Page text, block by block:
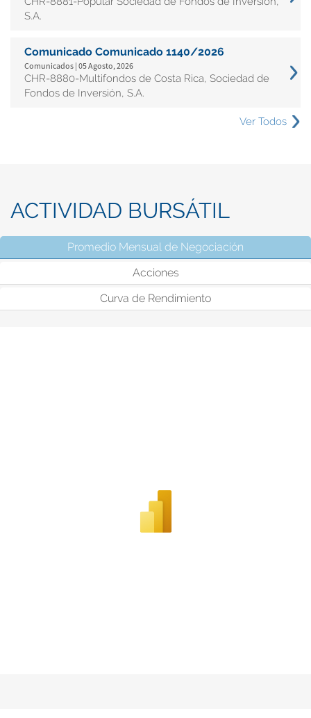
S.A.
Comunicado Comunicado 1140/2026
Comunicados | 05 Agosto, 2026
CHR-8880-Multifondos de Costa Rica, Sociedad de
Fondos de Inversión, S.A.
Ver Todos
ACTIVIDAD BURSÁTIL
Promedio Mensual de Negociación
Acciones
Curva de Rendimiento